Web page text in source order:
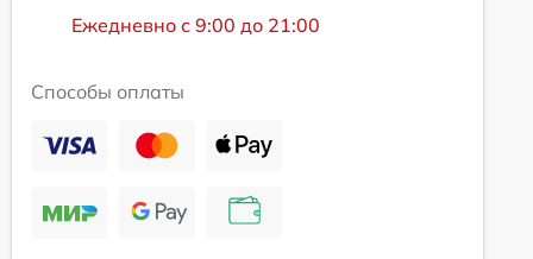
Ежедневно с 9:00 до 21:00
Способы оплаты